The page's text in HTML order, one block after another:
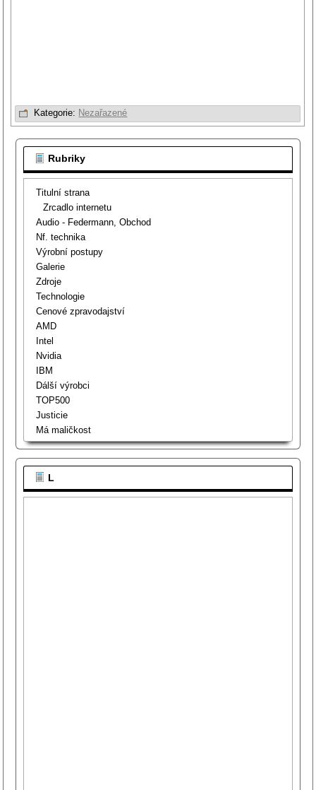
Kategorie: Nezařazené
Rubriky
Titulní strana
Zrcadlo internetu
Audio - Federmann, Obchod
Nf. technika
Výrobní postupy
Galerie
Zdroje
Technologie
Cenové zpravodajství
AMD
Intel
Nvidia
IBM
Dálší výrobci
TOP500
Justicie
Má maličkost
L